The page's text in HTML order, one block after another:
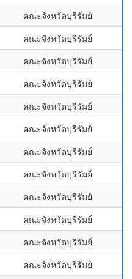
คณะจังหวัดบุรีรัมย์
คณะจังหวัดบุรีรัมย์
คณะจังหวัดบุรีรัมย์
คณะจังหวัดบุรีรัมย์
คณะจังหวัดบุรีรัมย์
คณะจังหวัดบุรีรัมย์
คณะจังหวัดบุรีรัมย์
คณะจังหวัดบุรีรัมย์
คณะจังหวัดบุรีรัมย์
คณะจังหวัดบุรีรัมย์
คณะจังหวัดบุรีรัมย์
คณะจังหวัดบุรีรัมย์